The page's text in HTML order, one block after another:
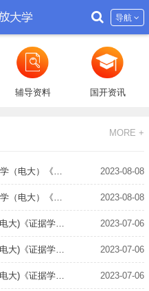
导航
辅导资料 国开资讯
MORE +
•（试卷号2343）2014年7月国家开放大学（电大）《建筑测量》期末试题及答案 2023-08-08
•（试卷号2343）2014年1月国家开放大学（电大）《建筑测量》期末试题及答案 2023-08-08
•(试卷号1017)2015年7月国家开放大学(电大)《证据学》期末试题及答案 2023-07-06
•(试卷号1017)2013年1月国家开放大学(电大)《证据学》期末试题及答案 2023-07-06
•(试卷号1017)2014年1月国家开放大学(电大)《证据学》期末试题及答案 2023-07-06